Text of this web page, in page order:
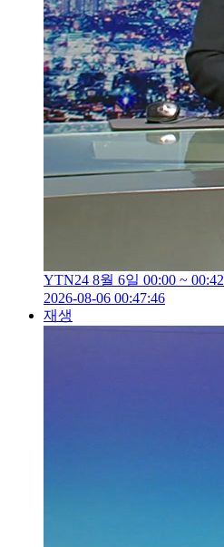
YTN24 8월 6일 00:00 ~ 00:42
2026-08-06 00:47:46
재생